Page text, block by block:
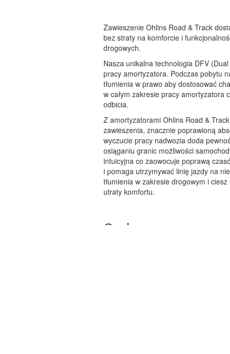
Zawieszenie Ohlins Road & Track
bez straty na komforcie i
drogowych.
Nasza unikalna technologia DFV
pracy amortyzatora. Podczas pobytu
tłumienia w prawo aby dostosować
w całym zakresie pracy amortyzatora
odbicia.
Z amortyzatorami Ohlins Road &
zawieszenia, znacznie poprawioną
wyczucie pracy nadwozia doda
osiąganiu granic możliwości
intuicyjna co zaowocuje poprawą
i pomaga utrzymywać linię jazdy na
tłumienia w zakresie drogowym i
utraty komfortu.
Cechy: